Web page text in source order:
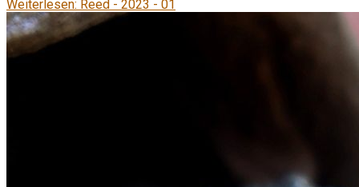
Weiterlesen: Reed - 2023 - 01